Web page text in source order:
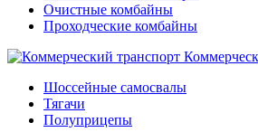
Очистные комбайны
Проходческие комбайны
Шоссейные самосвалы
Тягачи
Полуприцепы